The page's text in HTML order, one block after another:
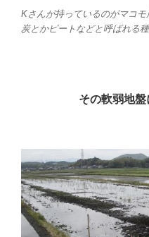
Kさんが持っているのがマコ
炭とかピートなどと呼ばれる
その軟弱地盤